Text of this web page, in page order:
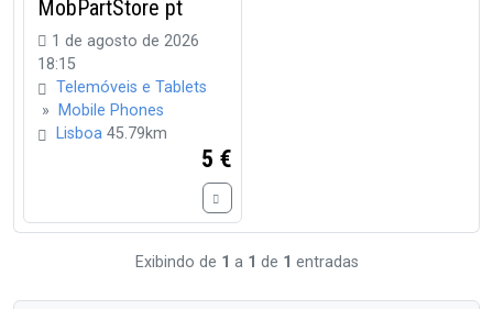
MobPartStore pt
1 de agosto de 2026
18:15
Telemóveis e Tablets
»
Mobile Phones
Lisboa 45.79km
5 €
Exibindo de 1 a 1 de 1 entradas